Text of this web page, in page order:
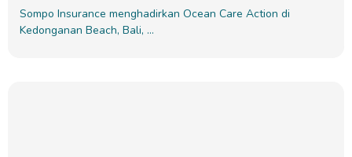
Sompo Insurance menghadirkan Ocean Care Action di
Kedonganan Beach, Bali, …